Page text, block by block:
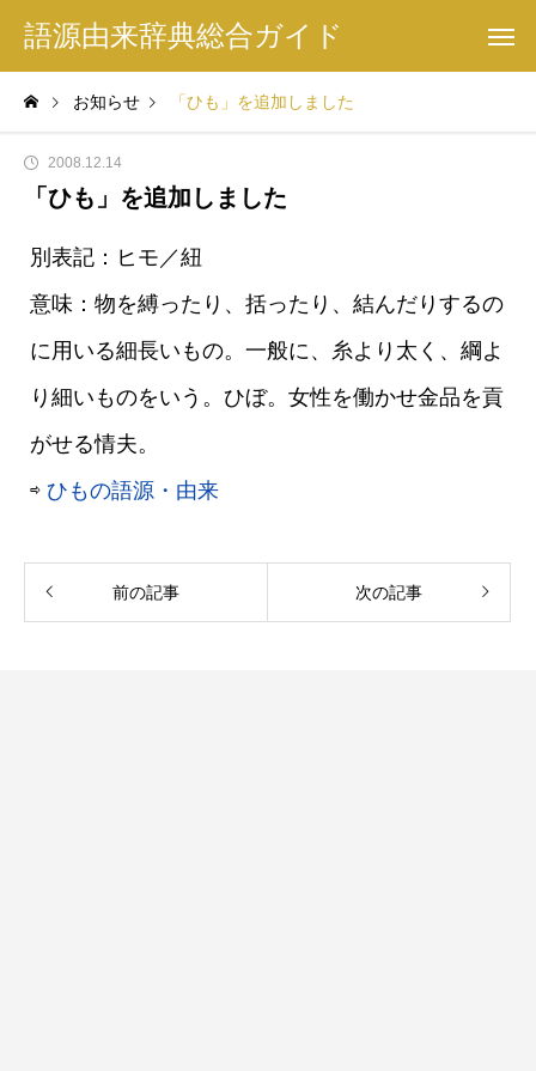
語源由来辞典総合ガイド
お知らせ 「ひも」を追加しました
2008.12.14
「ひも」を追加しました
別表記：ヒモ／紐
意味：物を縛ったり、括ったり、結んだりするの
に用いる細長いもの。一般に、糸より太く、綱よ
り細いものをいう。ひぼ。女性を働かせ金品を貢
がせる情夫。
⇨ ひもの語源・由来
前の記事 次の記事